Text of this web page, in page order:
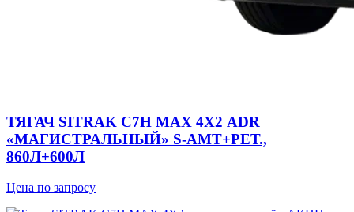
ТЯГАЧ SITRAK C7H MAX 4Х2 ADR
«МАГИСТРАЛЬНЫЙ» S-AMT+РЕТ.,
860Л+600Л
Цена по запросу